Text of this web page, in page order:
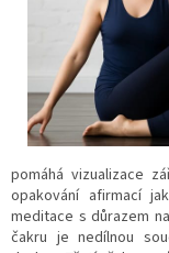
pomáhá vizualizace
opakování afirmací
meditace s důrazem
čakru je nedílnou